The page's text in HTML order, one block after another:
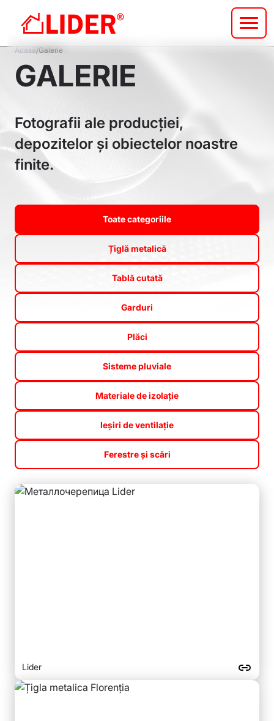
conținutul
principal
Breadcrumb
Acasă Galerie
GALERIE
Fotografii ale producției,
depozitelor și obiectelor noastre
finite.
Toate categoriile
Țiglă metalică
Tablă cutată
Garduri
Plăci
Sisteme pluviale
Materiale de izolație
Ieșiri de ventilație
Ferestre și scări
Lider